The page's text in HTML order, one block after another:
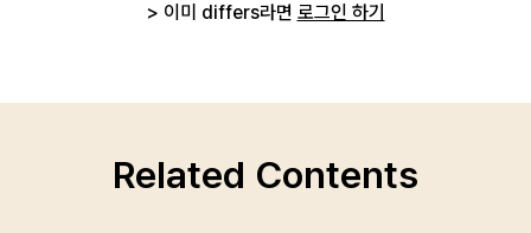
> 이미 differs라면 로그인 하기
Related Contents